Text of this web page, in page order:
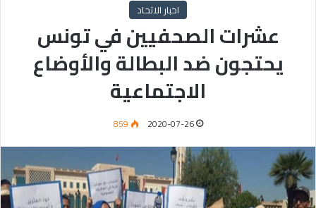
اخبار الاتحاد
عشرات الصحفيين في تونس
يحتجون ضد البطالة والأوضاع
الاجتماعية
2020-07-26
859